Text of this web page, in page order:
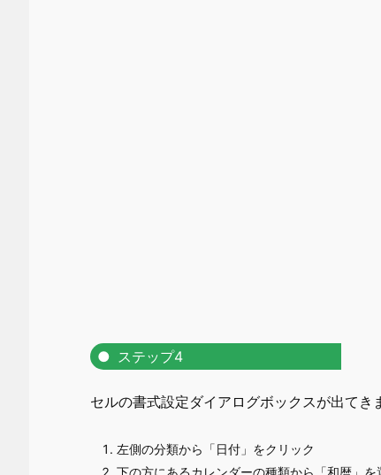
ステップ4
セルの書式設定ダイアログボックスが出てき
左側の分類から「日付」をクリック
下の方にあるカレンダーの種類から「和暦」を